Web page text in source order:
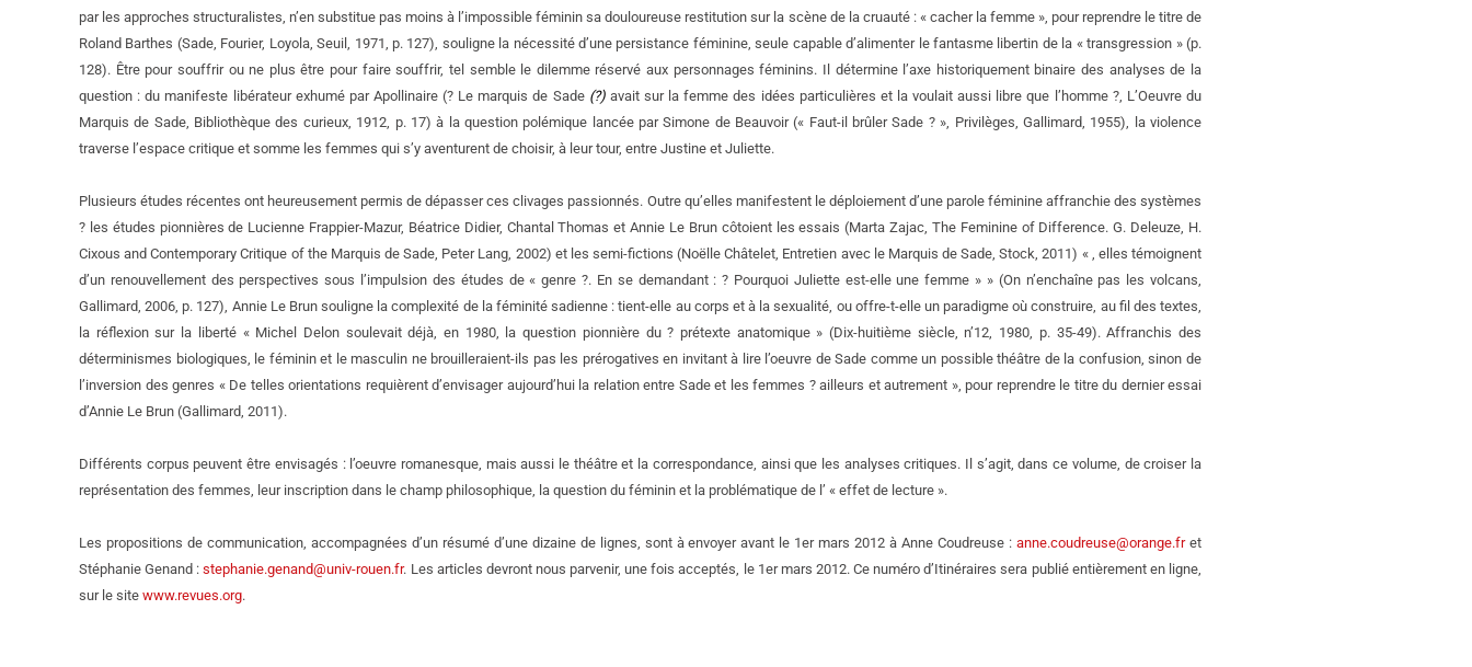
par les approches structuralistes, n’en substitue pas moins à l’impossible féminin sa douloureuse restitution sur la scène de la cruauté : « cacher la femme », pour reprendre le titre de
Roland Barthes (Sade, Fourier, Loyola, Seuil, 1971, p. 127), souligne la nécessité d’une persistance féminine, seule capable d’alimenter le fantasme libertin de la « transgression » (p.
128). Être pour souffrir ou ne plus être pour faire souffrir, tel semble le dilemme réservé aux personnages féminins. Il détermine l’axe historiquement binaire des analyses de la
question : du manifeste libérateur exhumé par Apollinaire (? Le marquis de Sade (?)avait sur la femme des idées particulières et la voulait aussi libre que l’homme ?, L’Oeuvre du
Marquis de Sade, Bibliothèque des curieux, 1912, p. 17) à la question polémique lancée par Simone de Beauvoir (« Faut-il brûler Sade ? », Privilèges, Gallimard, 1955), la violence
traverse l’espace critique et somme les femmes qui s’y aventurent de choisir, à leur tour, entre Justine et Juliette.
Plusieurs études récentes ont heureusement permis de dépasser ces clivages passionnés. Outre qu’elles manifestent le déploiement d’une parole féminine affranchie des systèmes
? les études pionnières de Lucienne Frappier-Mazur, Béatrice Didier, Chantal Thomas et Annie Le Brun côtoient les essais (Marta Zajac, The Feminine of Difference. G. Deleuze, H.
Cixous and Contemporary Critique of the Marquis de Sade, Peter Lang, 2002) et les semi-fictions (Noëlle Châtelet, Entretien avec le Marquis de Sade, Stock, 2011) « , elles témoignent
d’un renouvellement des perspectives sous l’impulsion des études de « genre ?. En se demandant : ? Pourquoi Juliette est-elle une femme » » (On n’enchaîne pas les volcans,
Gallimard, 2006, p. 127), Annie Le Brun souligne la complexité de la féminité sadienne : tient-elle au corps et à la sexualité, ou offre-t-elle un paradigme où construire, au fil des textes,
la réflexion sur la liberté « Michel Delon soulevait déjà, en 1980, la question pionnière du ? prétexte anatomique » (Dix-huitième siècle, n’12, 1980, p. 35-49). Affranchis des
déterminismes biologiques, le féminin et le masculin ne brouilleraient-ils pas les prérogatives en invitant à lire l’oeuvre de Sade comme un possible théâtre de la confusion, sinon de
l’inversion des genres « De telles orientations requièrent d’envisager aujourd’hui la relation entre Sade et les femmes ? ailleurs et autrement », pour reprendre le titre du dernier essai
d’Annie Le Brun (Gallimard, 2011).
Différents corpus peuvent être envisagés : l’oeuvre romanesque, mais aussi le théâtre et la correspondance, ainsi que les analyses critiques. Il s’agit, dans ce volume, de croiser la
représentation des femmes, leur inscription dans le champ philosophique, la question du féminin et la problématique de l’ « effet de lecture ».
Les propositions de communication, accompagnées d’un résumé d’une dizaine de lignes, sont à envoyer avant le 1er mars 2012 à Anne Coudreuse :anne.coudreuse@orange.fret
Stéphanie Genand :stephanie.genand@univ-rouen.fr. Les articles devront nous parvenir, une fois acceptés, le 1er mars 2012. Ce numéro d’Itinéraires sera publié entièrement en ligne,
sur le site www.revues.org.